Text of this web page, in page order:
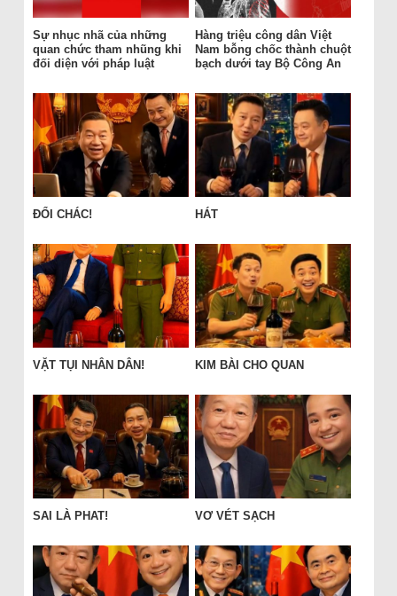
Sự nhục nhã của những
quan chức tham nhũng khi
đối diện với pháp luật
Hàng triệu công dân Việt
Nam bỗng chốc thành chuột
bạch dưới tay Bộ Công An
ĐỔI CHÁC! HÁT
VẶT TỤI NHÂN DÂN! KIM BÀI CHO QUAN
SAI LÀ PHAT! VƠ VÉT SẠCH